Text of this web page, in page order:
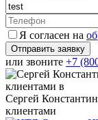
Я согласен на
или звоните +7
Сергей
клиентами